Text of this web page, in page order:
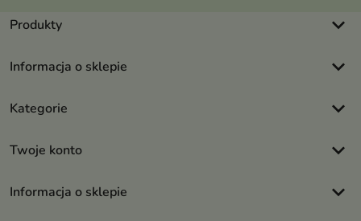
Produkty keyboard_arrow_down
Informacja o sklepie keyboard_arrow_down
Kategorie keyboard_arrow_down
Twoje konto keyboard_arrow_down
Informacja o sklepie keyboard_arrow_down